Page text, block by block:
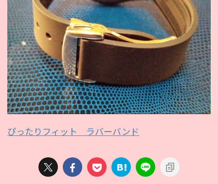
ぴったりフィット ラバーバンド